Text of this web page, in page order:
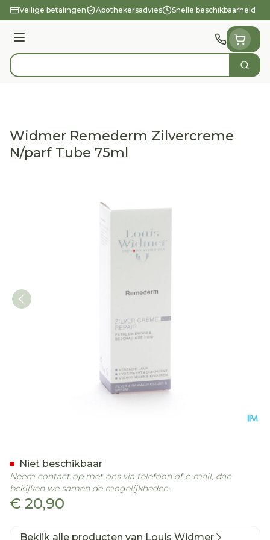
Ga naar de inhoud
Veilige betalingen Apothekersadvies Snelle beschikbaarheid
Menu
Product, merk, categorie... Zoek
Widmer Remederm Zilvercreme
N/parf Tube 75ml
€ 20,90
Niet beschikbaar
Neem contact op met ons via telefoon of e-mail, dan
bekijken we samen de mogelijkheden.
Bekijk alle producten van Louis Widmer